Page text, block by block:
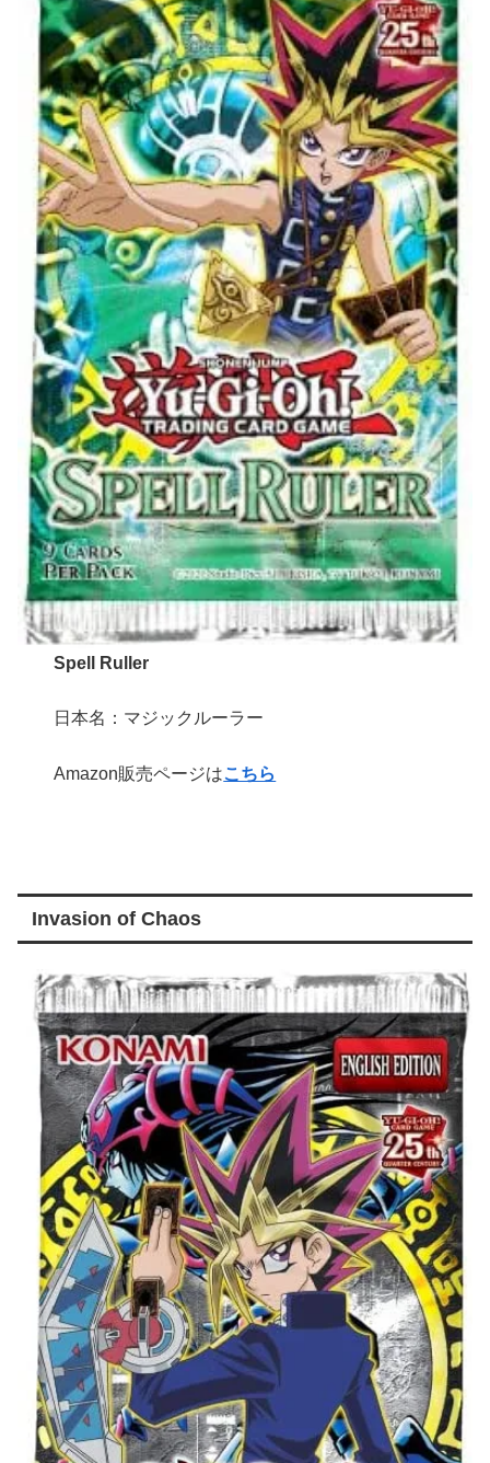
Spell Ruller
日本名：マジックルーラー
Amazon販売ページはこちら
Invasion of Chaos